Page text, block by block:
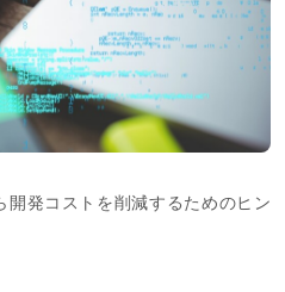
開発コストを削減するためのヒン